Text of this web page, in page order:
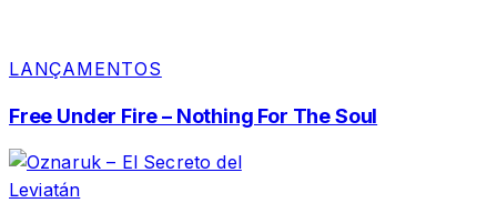
LANÇAMENTOS
Free Under Fire – Nothing For The Soul